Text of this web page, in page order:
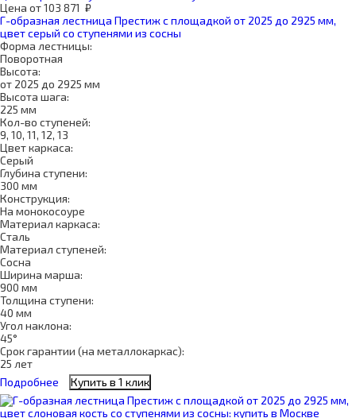
Цена от103 871 ₽
Г-образная лестница Престиж с площадкой от 2025 до 2925 мм,
цвет серый со ступенями из сосны
Форма лестницы:
Поворотная
Высота:
от 2025 до 2925 мм
Высота шага:
225 мм
Кол-во ступеней:
9, 10, 11, 12, 13
Цвет каркаса:
Серый
Глубина ступени:
300 мм
Конструкция:
На монокосоуре
Материал каркаса:
Сталь
Материал ступеней:
Сосна
Ширина марша:
900 мм
Толщина ступени:
40 мм
Угол наклона:
45°
Срок гарантии (на металлокаркас):
25 лет
Подробнее
Купить в 1 клик